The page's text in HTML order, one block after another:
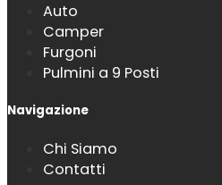
Auto
Camper
Furgoni
Pulmini a 9 Posti
Navigazione
Chi Siamo
Contatti